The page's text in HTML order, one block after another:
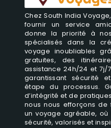
Chez South India
fournir un service
donne la priorité à
spécialisés dans la
voyage inoubliables
gratuites, des
assistance 24h/24 et 7j/
garantissant sécurité
étape du processus.
d’intégrité et de
nous nous efforçons
un voyage agréable,
sécurité, valorisés et